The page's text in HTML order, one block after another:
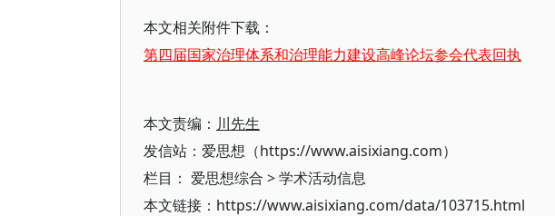
本文相关附件下载：
第四届国家治理体系和治理能力建设高峰论坛参会代表回执
本文责编： 川先生
发信站：爱思想（https://www.aisixiang.com）
栏目： 爱思想综合 >学术活动信息
本文链接：https://www.aisixiang.com/data/103715.html